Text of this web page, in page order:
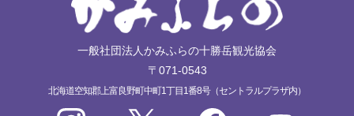
一般社団法人かみふらの十勝岳観光協会
〒071-0543
北海道空知郡上富良野町中町1丁目1番8号（セントラルプラザ内）